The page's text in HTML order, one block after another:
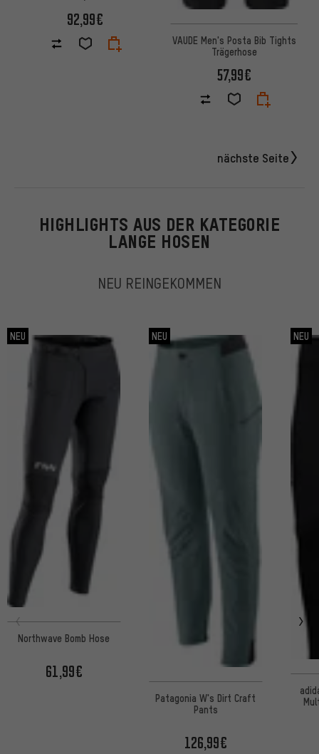
92,99€
VAUDE Men's Posta Bib Tights
Trägerhose
57,99€
nächste Seite
HIGHLIGHTS AUS DER KATEGORIE
LANGE HOSEN
NEU REINGEKOMMEN
NEU
Northwave Bomb Hose
61,99€
NEU
Patagonia W's Dirt Craft
Pants
126,99€
NEU